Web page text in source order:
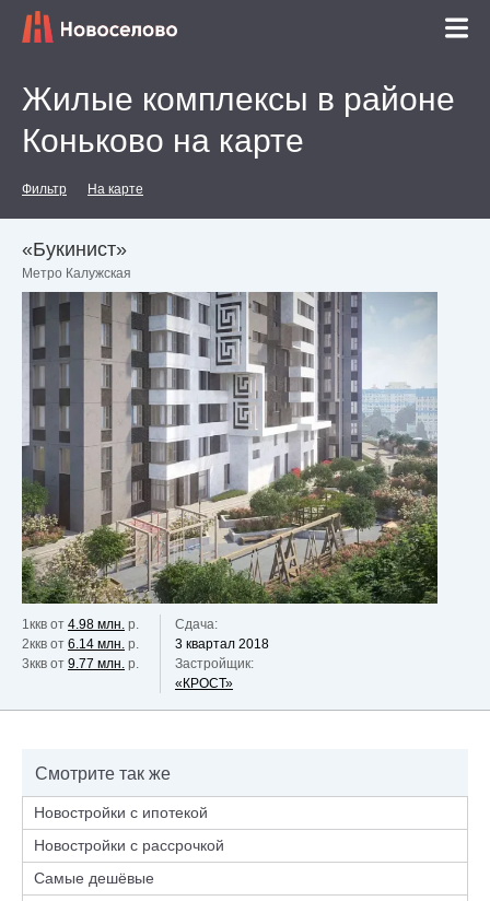
Жилые комплексы в районе
Коньково на карте
Фильтр На карте
«Букинист»
Метро Калужская
1ккв от 4.98 млн. р.
2ккв от 6.14 млн. р.
3ккв от 9.77 млн. р.
Сдача:
3 квартал 2018
Застройщик:
«КРОСТ»
Смотрите так же
Новостройки с ипотекой
Новостройки с рассрочкой
Самые дешёвые